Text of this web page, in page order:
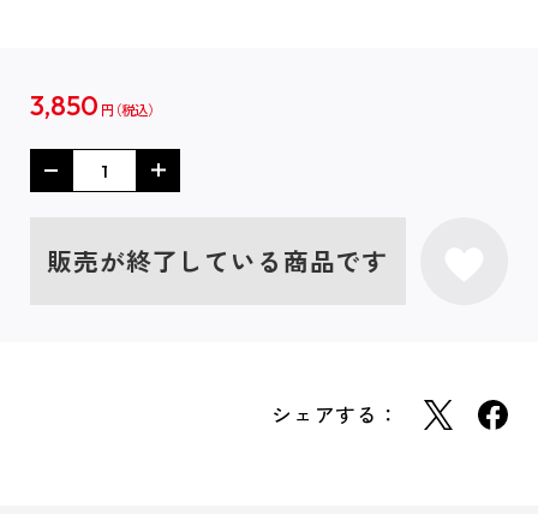
3,850 円
販売が終了している商品です
シェアする：